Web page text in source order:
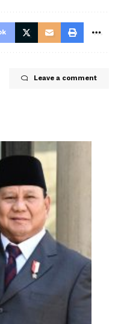
Leave a comment